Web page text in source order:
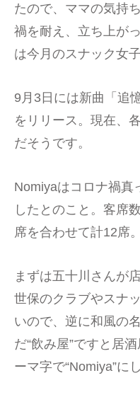
たので、ママの気持
禍を耐え、立ち上が
は今月のスナック女
9月3日には新曲「追
をリリース。現在、
だそうです。
Nomiyaはコロナ禍真
したとのこと。客席
席を合わせて計12席。
まずは五十川さんが
世保のクラブやスナ
いので、逆に和風の
だ“飲み屋”ですと居
ーマ字で“Nomiya”に